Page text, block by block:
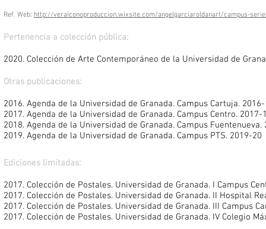
Ref. Web: http://veraiconoproduccion.wixsite.com/angelgarciaroldanart/campus-
Pertenencia a colección pública:
2020. Colección de Arte Contemporáneo de la Universidad de
Otras publicaciones:
2016. Agenda de la Universidad de Granada. Campus Cartuja.
2017. Agenda de la Universidad de Granada. Campus Centro. 2017-
2018. Agenda de la Universidad de Granada. Campus Fuentenueva.
2019. Agenda de la Universidad de Granada. Campus PTS. 2019-20
Ediciones limitadas:
2017. Colección de Postales. Universidad de Granada. I Campus
2017. Colección de Postales. Universidad de Granada. II Hospital
2017. Colección de Postales. Universidad de Granada. III Campus
2017. Colección de Postales. Universidad de Granada. IV Colegio